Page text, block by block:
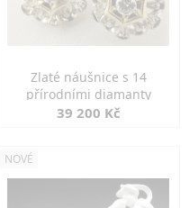
Zlaté náušnice s 14
přírodními diamanty
39 200 Kč
NOVÉ